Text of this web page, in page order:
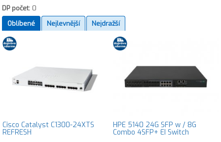
DP počet: 0
Oblíbené
Nejlevnější Nejdražší
Cisco Catalyst C1300-24XTS
REFRESH
HPE 5140 24G SFP w / 8G
Combo 4SFP+ EI Switch